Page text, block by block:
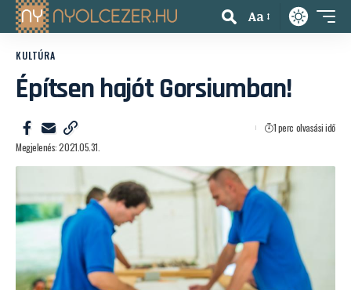
Aa
KULTÚRA
Építsen hajót Gorsiumban!
Megjelenés: 2021.05.31.
1 perc olvasási idő